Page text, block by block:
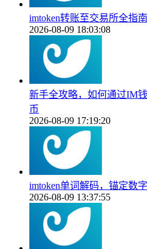
imtoken转账至交易所全指
2026-08-09 18:03:08
新手全攻略，如何通过IM
币
2026-08-09 17:19:20
imtoken单词解码，锚定数
2026-08-09 13:37:55